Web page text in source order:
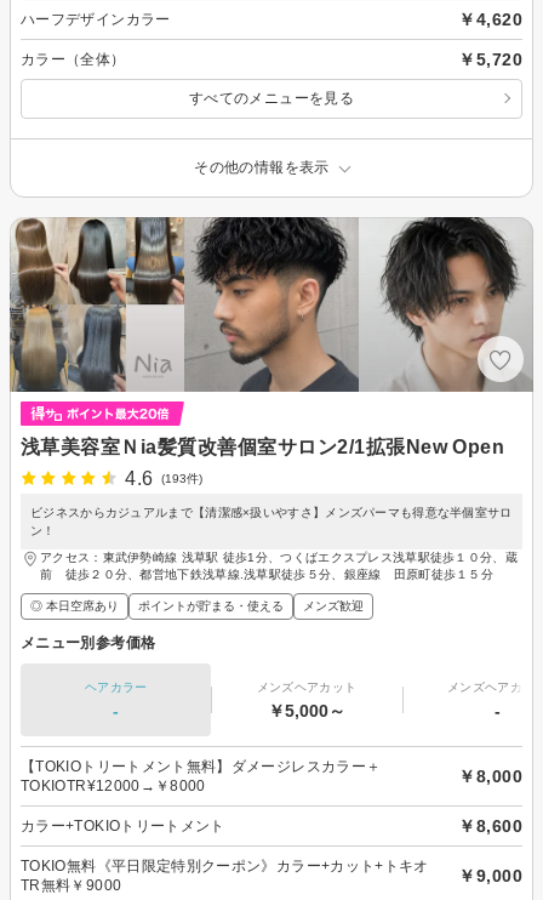
ハーフデザインカラー ￥4,620
カラー（全体） ￥5,720
すべてのメニューを見る
その他の情報を表示
浅草美容室Ｎia髪質改善個室サロン2/1拡張New Open
4.6
(193件)
ビジネスからカジュアルまで【清潔感×扱いやすさ】メンズパーマも得意な半個室サロ
ン！
アクセス：東武伊勢崎線 浅草駅 徒歩1分、つくばエクスプレス浅草駅徒歩１０分、蔵
前 徒歩２０分、都営地下鉄浅草線.浅草駅徒歩５分、銀座線 田原町徒歩１５分
◎ 本日空席あり ポイントが貯まる・使える メンズ歓迎
メニュー別参考価格
ヘアカラー
-
メンズヘアカット
￥5,000～
メンズヘアカラ
-
【TOKIOトリートメント無料】ダメージレスカラー＋
TOKIOTR¥12000→￥8000
￥8,000
カラー+TOKIOトリートメント ￥8,600
TOKIO無料《平日限定特別クーポン》カラー+カット+トキオ
TR無料￥9000
￥9,000